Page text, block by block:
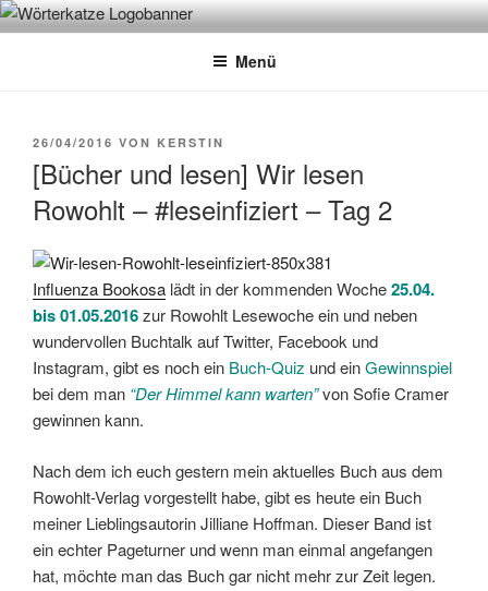
Zum
InhaltWÖRTERKATZE
Von Büchern erzählen
Menü
VERÖFFENTLICHT
26/04/2016 VON KERSTIN
[Bücher und lesen] Wir lesen
Rowohlt – #leseinfiziert – Tag 2
Influenza Bookosa lädt in der kommenden Woche25.04.
bis 01.05.2016zur Rowohlt Lesewoche ein und neben
wundervollen Buchtalk auf Twitter, Facebook und
Instagram, gibt es noch ein Buch-Quiz und einGewinnspiel
bei dem man “Der Himmel kann warten”von Sofie Cramer
gewinnen kann.
Nach dem ich euch gestern mein aktuelles Buch aus dem
Rowohlt-Verlag vorgestellt habe, gibt es heute ein Buch
meiner Lieblingsautorin Jilliane Hoffman. Dieser Band ist
ein echter Pageturner und wenn man einmal angefangen
hat, möchte man das Buch gar nicht mehr zur Zeit legen.